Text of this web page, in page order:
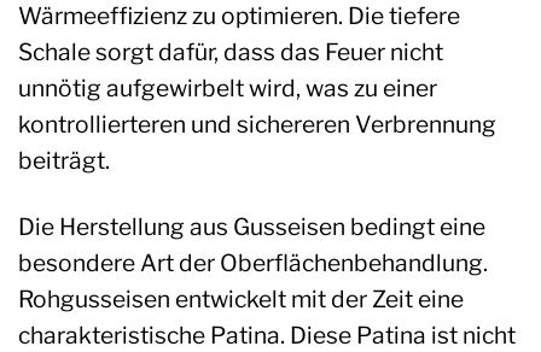
Wärmeeffizienz zu optimieren. Die tiefere
Schale sorgt dafür, dass das Feuer nicht
unnötig aufgewirbelt wird, was zu einer
kontrollierteren und sichereren Verbrennung
beiträgt.
Die Herstellung aus Gusseisen bedingt eine
besondere Art der Oberflächenbehandlung.
Rohgusseisen entwickelt mit der Zeit eine
charakteristische Patina. Diese Patina ist nicht